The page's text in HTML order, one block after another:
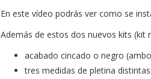
En este vídeo podrás ver como se
Además de estos dos nuevos kits
acabado cincado o negro
tres medidas de pletina